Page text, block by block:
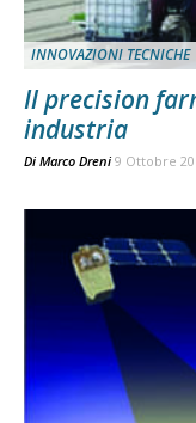
INNOVAZIONI TECNICHE
Il precision
industria
Di Marco Dreni 9 Ottobre